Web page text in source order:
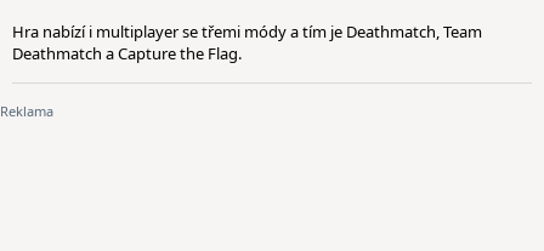
Hra nabízí i multiplayer se třemi módy a tím je Deathmatch, Team
Deathmatch a Capture the Flag.